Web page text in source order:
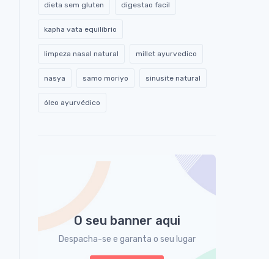
dieta sem gluten digestao facil
kapha vata equilíbrio
limpeza nasal natural millet ayurvedico
nasya samo moriyo sinusite natural
óleo ayurvédico
O seu banner aqui
Despacha-se e garanta o seu lugar